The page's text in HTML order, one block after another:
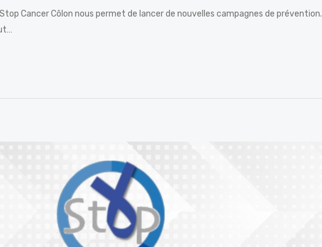
Cancer Côlon nous permet de lancer de nouvelles campagnes de prévention.